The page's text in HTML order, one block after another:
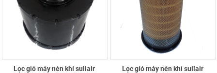
Lọc gió máy nén khí sullair Lọc gió máy nén khí sullair